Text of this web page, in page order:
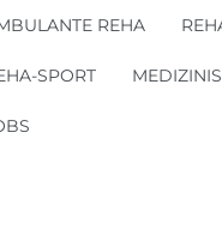
REHA
SPORT